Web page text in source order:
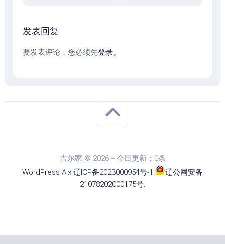
发表回复
要发表评论，您必须先登录。
吉尔家 © 2026－今日更新：0条
WordPress Alx.辽ICP备2023000954号-1 .
辽公网安备
21078202000175号.